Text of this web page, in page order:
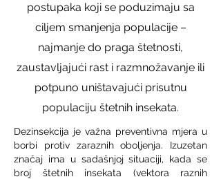
postupaka koji se poduzimaju sa
ciljem smanjenja populacije –
najmanje do praga štetnosti,
zaustavljajući rast i razmnožavanje ili
potpuno uništavajući prisutnu
populaciju štetnih insekata.
Dezinsekcija je važna preventivna mjera u
borbi protiv zaraznih oboljenja. Izuzetan
značaj ima u sadašnjoj situaciji, kada se
broj štetnih insekata (vektora raznih